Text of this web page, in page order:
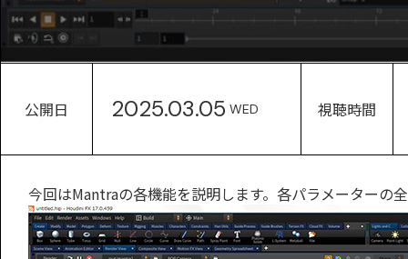
公開日 2025.03.05 WED 視聴時間
今回はMantraの各機能を説明します。各パラメーターの